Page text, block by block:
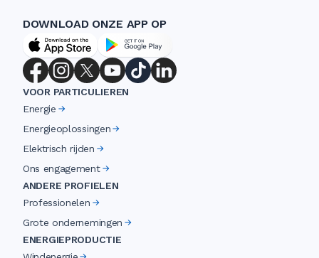
DOWNLOAD ONZE APP OP
VOOR PARTICULIEREN
Energie
Energieoplossingen
Elektrisch rijden
Ons engagement
ANDERE PROFIELEN
Professionelen
Grote ondernemingen
ENERGIEPRODUCTIE